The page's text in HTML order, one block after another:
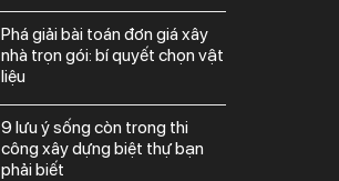
phá giải bài toán đơn giá xây
nhà trọn gói: bí quyết chọn vật
liệu
9 lưu ý sống còn trong thi
công xây dựng biệt thự bạn
phải biết